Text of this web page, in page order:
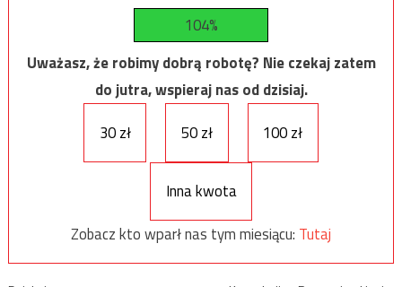
104%
Uważasz, że robimy dobrą robotę? Nie czekaj zatem
do jutra, wspieraj nas od dzisiaj.
30 zł
50 zł 100 zł
Inna kwota
Zobacz kto wparł nas tym miesiącu: Tutaj